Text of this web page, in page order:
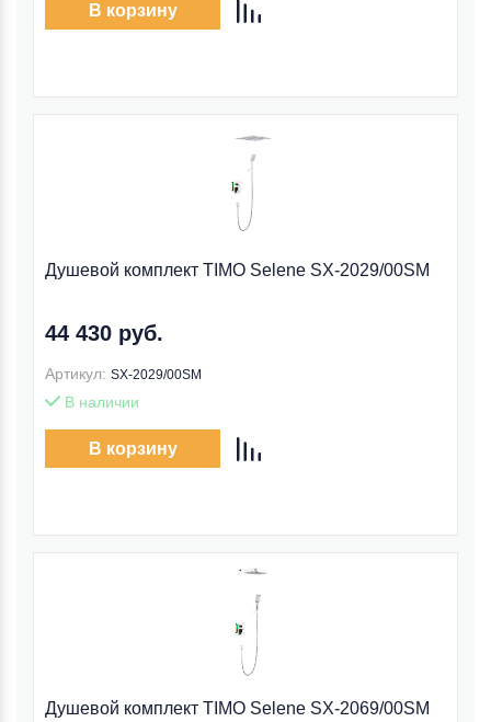
В корзину
Душевой комплект TIMO Selene SX-2029/00SM
44 430 руб.
Артикул: SX-2029/00SM
В наличии
В корзину
Душевой комплект TIMO Selene SX-2069/00SM